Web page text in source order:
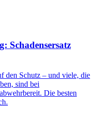
Schadensersatz
den Schutz – und viele, die
sind bei
Die besten